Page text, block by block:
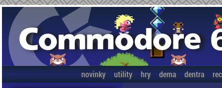
novinky utility hry dema dentra